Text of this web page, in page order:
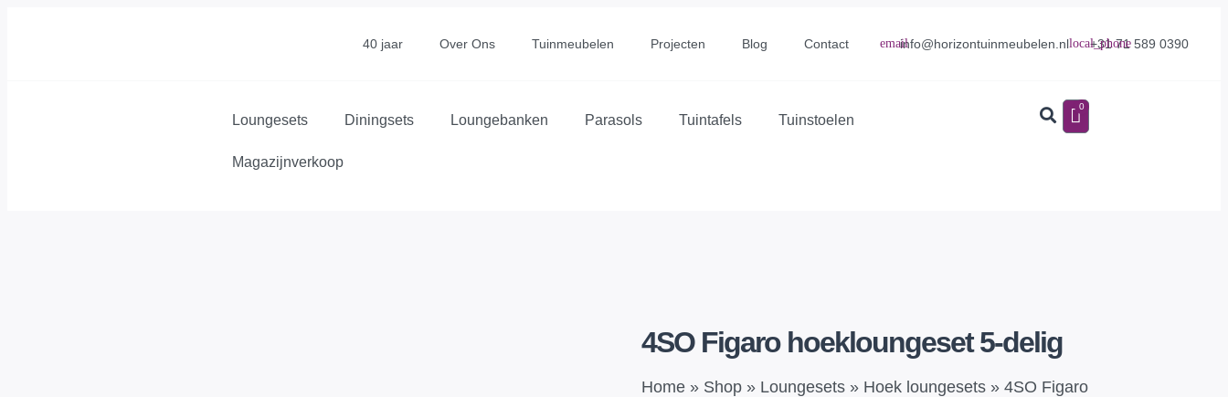
40 jaar Over Ons Tuinmeubelen Projecten Blog Contact info@horizontuinmeubelen.nl +31 71 589 0390
Loungesets Diningsets Loungebanken Parasols Tuintafels Tuinstoelen
Magazijnverkoop
0
4SO Figaro hoekloungeset 5-delig
Home » Shop » Loungesets » Hoek loungesets » 4SO Figaro